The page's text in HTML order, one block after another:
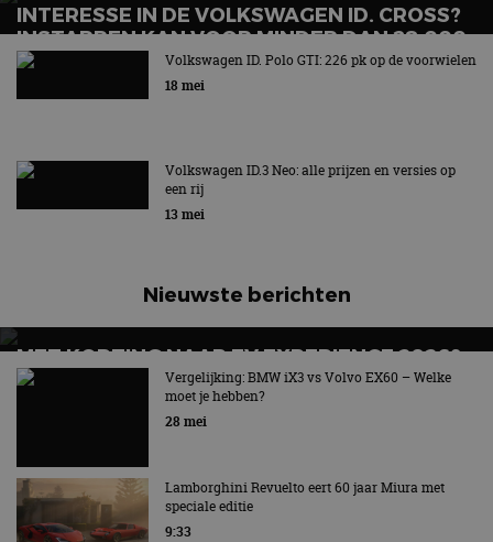
INTERESSE IN DE VOLKSWAGEN ID. CROSS?
INSTAPPEN KAN VOOR MINDER DAN 28.000
EURO
Volkswagen ID. Polo GTI: 226 pk op de voorwielen
18 mei
Volkswagen ID.3 Neo: alle prijzen en versies op
een rij
13 mei
Nieuwste berichten
MET KORTING NAAR EV EXPERIENCE 2026?
AUTORAI REGELT HET!
EV Experience 2026 van 24 tot 26 september
Vergelijking: BMW iX3 vs Volvo EX60 – Welke
moet je hebben?
28 mei
Lamborghini Revuelto eert 60 jaar Miura met
speciale editie
9:33